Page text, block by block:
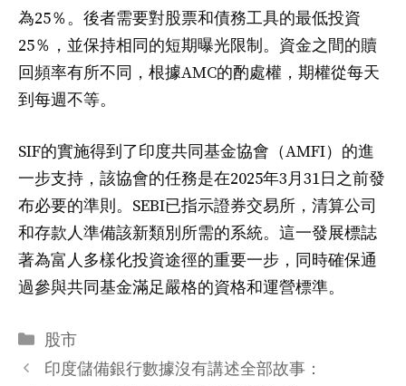
為25％。後者需要對股票和債務工具的最低投資
25％，並保持相同的短期曝光限制。資金之間的贖
回頻率有所不同，根據AMC的酌處權，期權從每天
到每週不等。
SIF的實施得到了印度共同基金協會（AMFI）的進
一步支持，該協會的任務是在2025年3月31日之前發
布必要的準則。SEBI已指示證券交易所，清算公司
和存款人準備該新類別所需的系統。這一發展標誌
著為富人多樣化投資途徑的重要一步，同時確保通
過參與共同基金滿足嚴格的資格和運營標準。
分
类
股市
印度儲備銀行數據沒有講述全部故事：